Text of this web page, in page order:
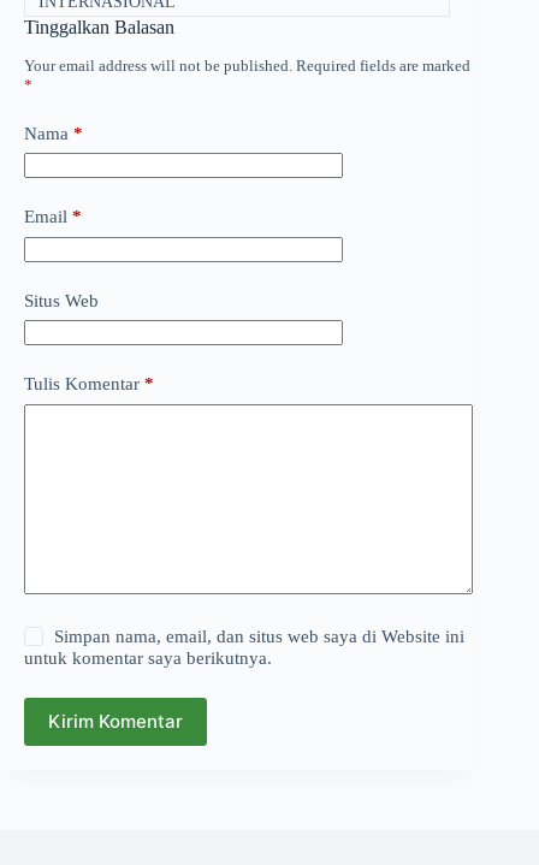
Tinggalkan Balasan
Your email address will not be published. Required fields are marked
*
Nama *
Email *
Situs Web
Tulis Komentar *
Simpan nama, email, dan situs web saya di Website ini
untuk komentar saya berikutnya.
Kirim Komentar